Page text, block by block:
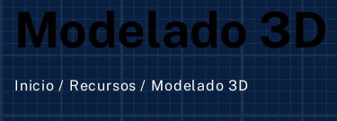
Modelado 3D
Inicio Recursos Modelado 3D